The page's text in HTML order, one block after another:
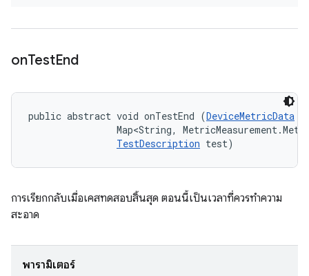
onTestEnd
public abstract void onTestEnd (DeviceMetricData
Map<String,
TestDescription test)
การเรียกกลับเมื่อเคสทดสอบสิ้นสุด ตอนนี้เป็นเวลาที่ควรทำความ
สะอาด
พารามิเตอร์